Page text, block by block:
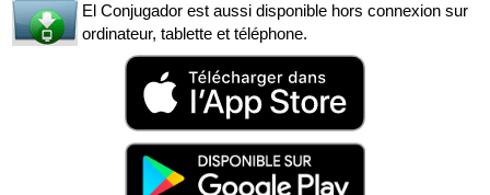
El Conjugador est aussi disponible hors connexion sur
ordinateur, tablette et téléphone.